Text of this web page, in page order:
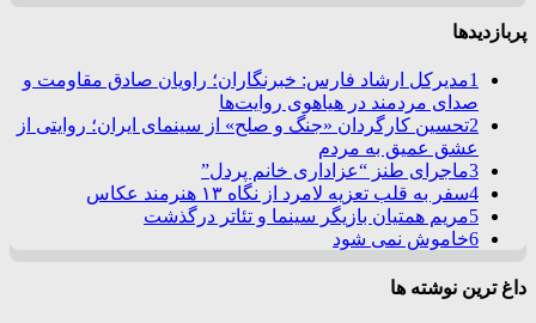
پربازدیدها
1مدیرکل ارشاد فارس: خبرنگاران؛ راویان صادق مقاومت و
صدای مردمند در هیاهوی روایت‌ها
2تحسین کارگردان «جنگ و صلح» از سینمای ایران؛ روایتی از
عشق عمیق به مردم
3ماجرای طنز “عزاداری خانم پردل”
4سفر به قلب تعزیه لامرد از نگاه ۱۳ هنرمند عکاس
5مریم همتیان بازیگر سینما و تئاتر درگذشت
6خاموش نمی شود
داغ ترین نوشته ها